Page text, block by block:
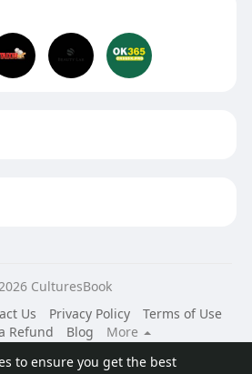
to ensure you get the best
CulturesBook
Us Privacy Policy
Terms of Use
Refund
Blog
More
Language